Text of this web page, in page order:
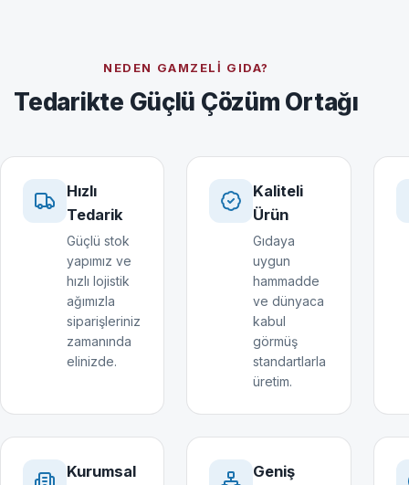
NEDEN GAMZELI GIDA?
Tedarikte Güçlü Çözüm Ortağı
Hızlı
Tedarik
Güçlü stok
yapımız ve
hızlı lojistik
ağımızla
siparişleriniz
zamanında
elinizde.
Kaliteli
Ürün
Gıdaya
uygun
hammadde
ve dünyaca
kabul
görmüş
standartlarla
üretim.
Kurumsal
Geniş